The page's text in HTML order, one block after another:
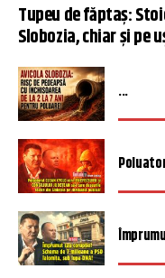
Tupeu de făptaș:
Slobozia, chiar și pe
...